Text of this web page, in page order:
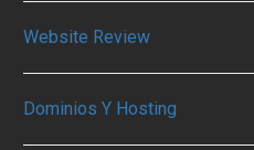
Website Review
Dominios Y Hosting